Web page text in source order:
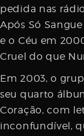
pedida nas
Após Só
e o Céu em
Cruel do que
Em 2003, o
seu quarto
Coração, com
inconfundível,